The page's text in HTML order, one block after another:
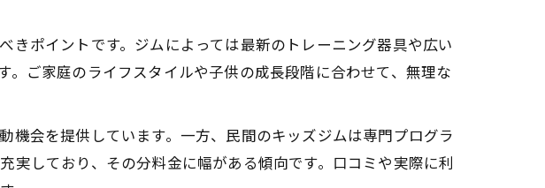
ポイントです。ジムによっては最新のトレーニング器具や広い
ご家庭のライフスタイルや子供の成長段階に合わせて、無理な
会を提供しています。一方、民間のキッズジムは専門プログラ
しており、その分料金に幅がある傾向です。口コミや実際に利